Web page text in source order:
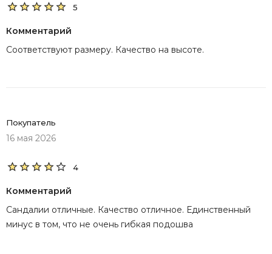
5
Комментарий
Соответствуют размеру. Качество на высоте.
Покупатель
16 мая 2026
4
Комментарий
Сандалии отличные. Качество отличное. Единственный
минус в том, что не очень гибкая подошва